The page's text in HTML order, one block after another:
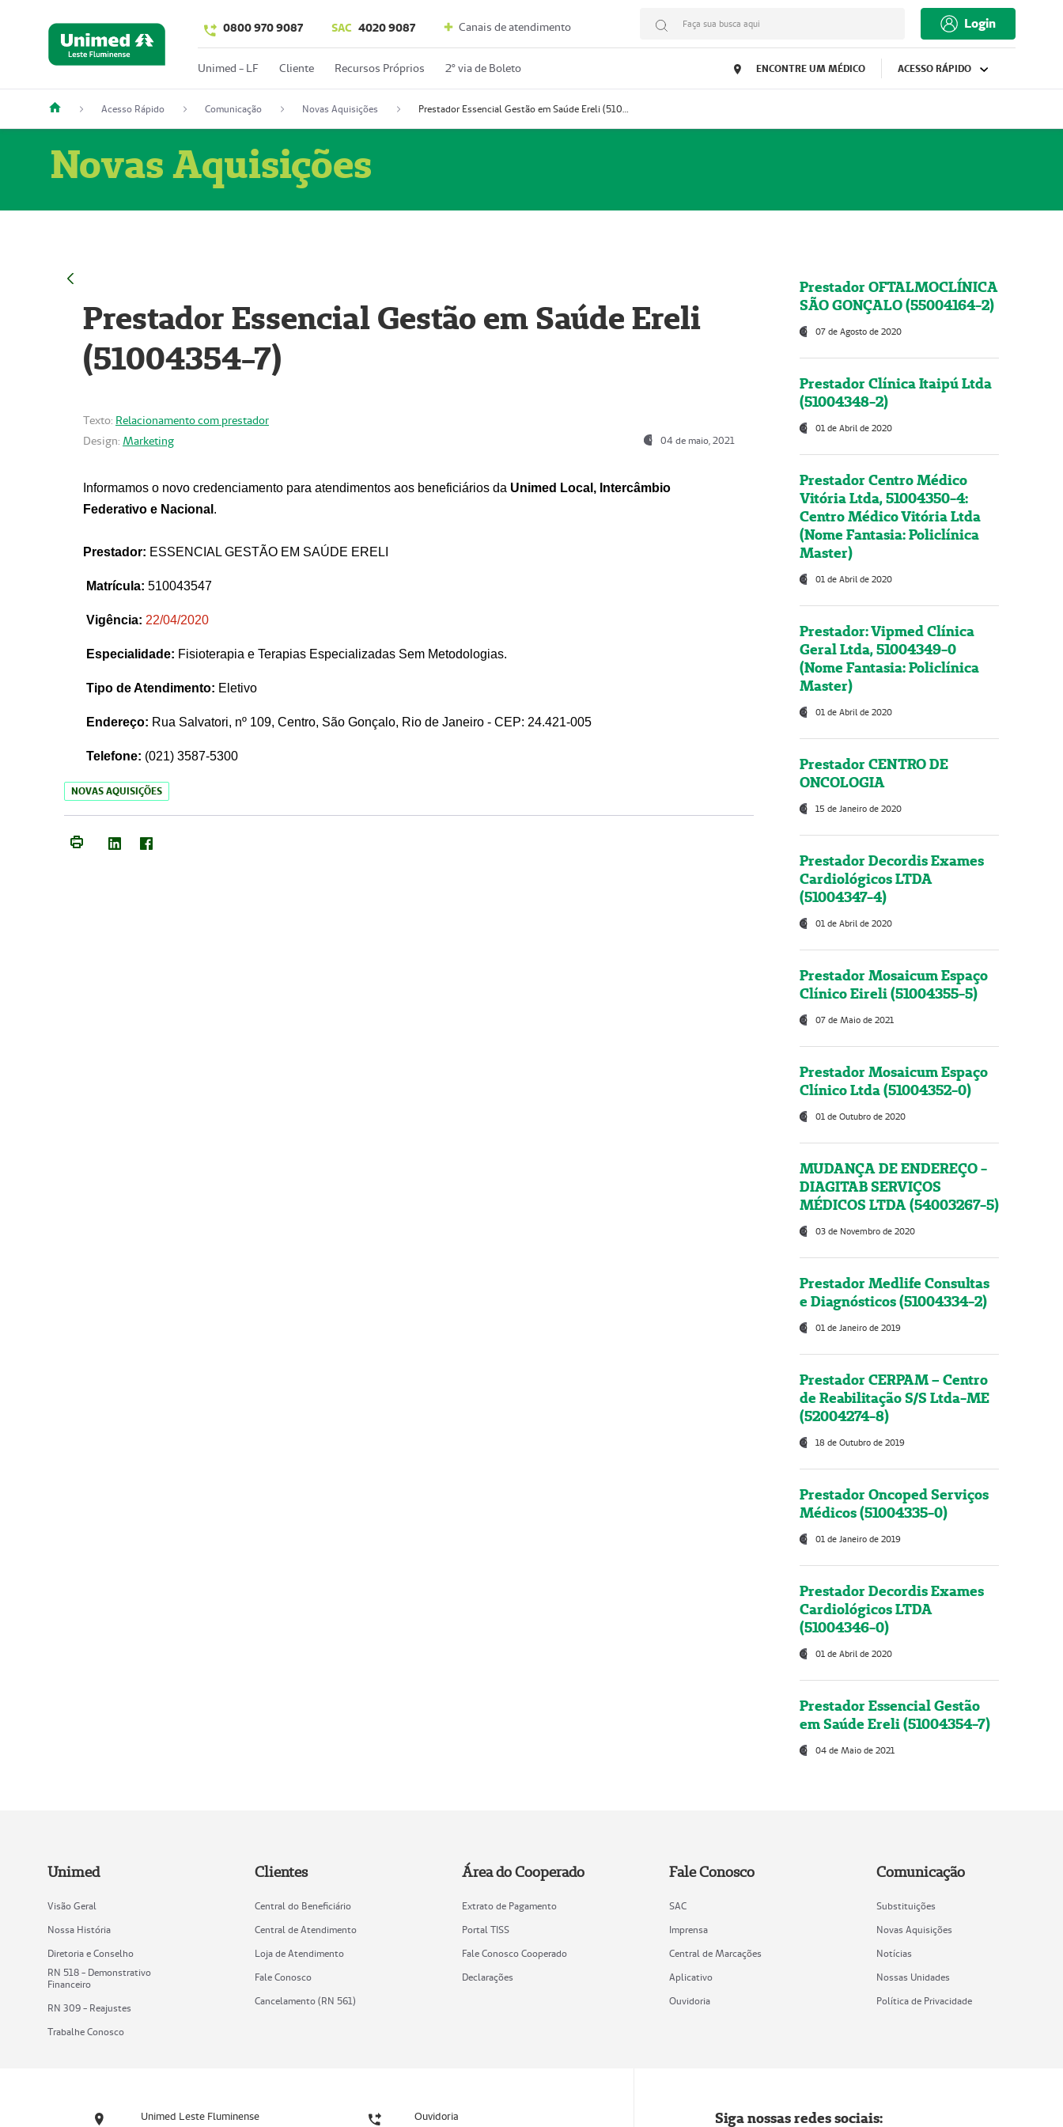
0800 970 9087 SAC 4020 9087 Canais de atendimento Faça sua busca aqui Login
Unimed - LF Cliente Recursos Próprios 2º via de Boleto ENCONTRE UM MÉDICO ACESSO RÁPIDO
Acesso Rápido Comunicação Novas Aquisições Prestador Essencial Gestão em Saúde Ereli (51004354-7)
Novas Aquisições
Prestador Essencial Gestão em Saúde Ereli
(51004354-7)
Texto: Relacionamento com prestador
Design: Marketing 04 de maio, 2021
Informamos o novo credenciamento para atendimentos aos beneficiários da Unimed Local, Intercâmbio
Federativo e Nacional .
Prestador: ESSENCIAL GESTÃO EM SAÚDE ERELI
Matrícula: 510043547
Vigência: 22/04/2020
Especialidade: Fisioterapia e Terapias Especializadas Sem Metodologias.
Tipo de Atendimento: Eletivo
Endereço: Rua Salvatori, nº 109, Centro, São Gonçalo, Rio de Janeiro - CEP: 24.421-005
Telefone: (021) 3587-5300
NOVAS AQUISIÇÕES
Prestador OFTALMOCLÍNICA
SÃO GONÇALO (55004164-2)
07 de Agosto de 2020
Prestador Clínica Itaipú Ltda
(51004348-2)
01 de Abril de 2020
Prestador Centro Médico
Vitória Ltda, 51004350-4:
Centro Médico Vitória Ltda
(Nome Fantasia: Policlínica
Master)
01 de Abril de 2020
Prestador: Vipmed Clínica
Geral Ltda, 51004349-0
(Nome Fantasia: Policlínica
Master)
01 de Abril de 2020
Prestador CENTRO DE
ONCOLOGIA
15 de Janeiro de 2020
Prestador Decordis Exames
Cardiológicos LTDA
(51004347-4)
01 de Abril de 2020
Prestador Mosaicum Espaço
Clínico Eireli (51004355-5)
07 de Maio de 2021
Prestador Mosaicum Espaço
Clínico Ltda (51004352-0)
01 de Outubro de 2020
MUDANÇA DE ENDEREÇO -
DIAGITAB SERVIÇOS
MÉDICOS LTDA (54003267-5)
03 de Novembro de 2020
Prestador Medlife Consultas
e Diagnósticos (51004334-2)
01 de Janeiro de 2019
Prestador CERPAM – Centro
de Reabilitação S/S Ltda-ME
(52004274-8)
18 de Outubro de 2019
Prestador Oncoped Serviços
Médicos (51004335-0)
01 de Janeiro de 2019
Prestador Decordis Exames
Cardiológicos LTDA
(51004346-0)
01 de Abril de 2020
Prestador Essencial Gestão
em Saúde Ereli (51004354-7)
04 de Maio de 2021
Unimed
Visão Geral
Nossa História
Diretoria e Conselho
RN 518 - Demonstrativo
Financeiro
RN 309 - Reajustes
Trabalhe Conosco
Clientes
Central do Beneficiário
Central de Atendimento
Loja de Atendimento
Fale Conosco
Cancelamento (RN 561)
Área do Cooperado
Extrato de Pagamento
Portal TISS
Fale Conosco Cooperado
Declarações
Fale Conosco
SAC
Imprensa
Central de Marcações
Aplicativo
Ouvidoria
Comunicação
Substituições
Novas Aquisições
Notícias
Nossas Unidades
Política de Privacidade
Unimed Leste Fluminense Ouvidoria Siga nossas redes sociais: